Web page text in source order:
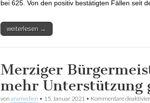
bei 625. Von den positiv bestätigten Fällen seit
weiterlesen →
Merziger
mehr Unterstützung
von aramedien • 15. Januar 2021 • Kommentare